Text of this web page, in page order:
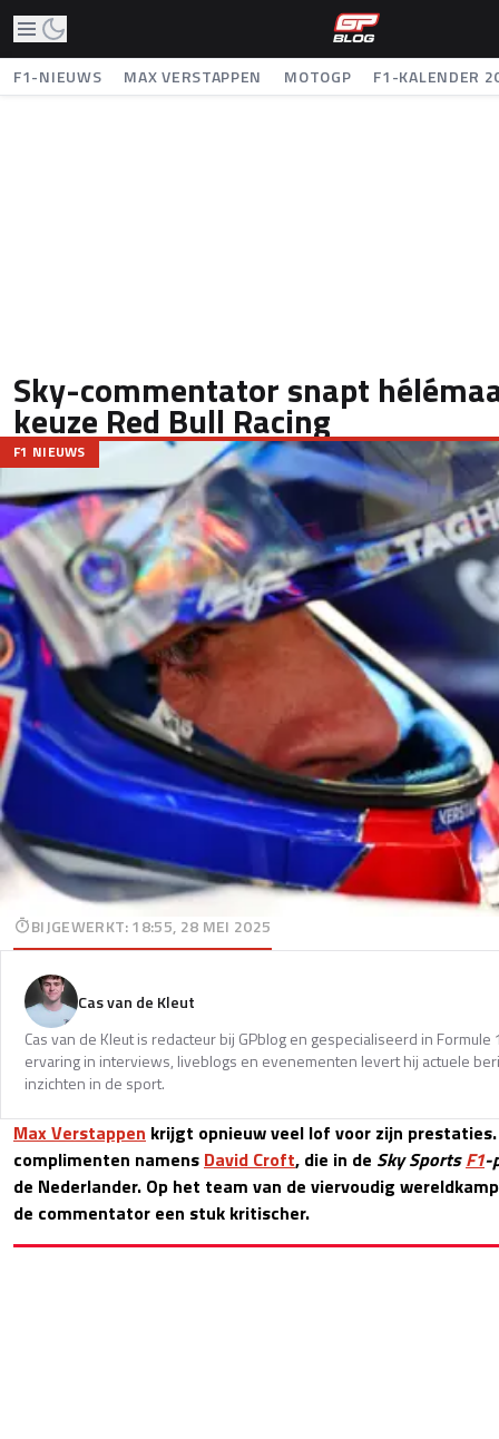
F1-NIEUWS MAX VERSTAPPEN MOTOGP F1-KALENDER
Sky-commentator snapt
keuze Red Bull Racing
F1 NIEUWS
BIJGEWERKT:18:55, 28 MEI 2025
Cas van de Kleut
Cas van de Kleut is redacteur bij GPblog en gespecialiseerd in
ervaring in interviews, liveblogs en evenementen levert hij actuele
inzichten in de sport.
Max Verstappen krijgt opnieuw veel lof voor zijn prestaties.
complimenten namens David Croft, die in de Sky SportsF1-
de Nederlander. Op het team van de viervoudig
de commentator een stuk kritischer.